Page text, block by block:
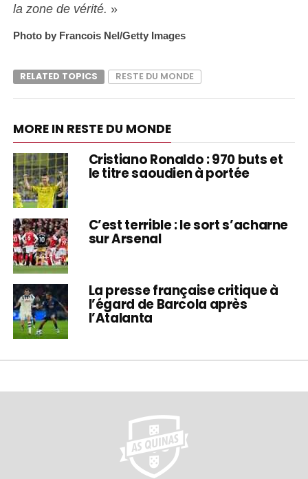
la zone de vérité. »
Photo by Francois Nel/Getty Images
RELATED TOPICS RESTE DU MONDE
MORE IN RESTE DU MONDE
Cristiano Ronaldo : 970 buts et
le titre saoudien à portée
C’est terrible : le sort s’acharne
sur Arsenal
La presse française critique à
l’égard de Barcola après
l’Atalanta